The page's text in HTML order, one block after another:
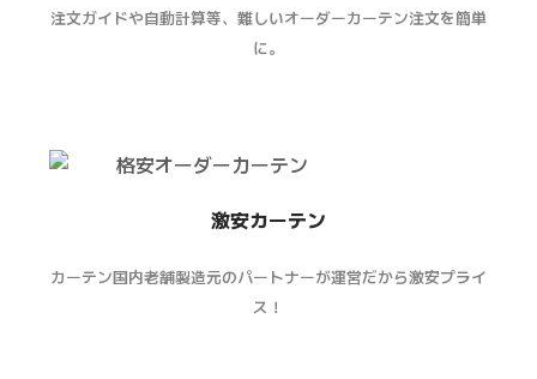
注文ガイドや自動計算等、難しいオーダーカーテン注文を簡単
に。
激安カーテン
カーテン国内老舗製造元のパートナーが運営だから激安プライ
ス！